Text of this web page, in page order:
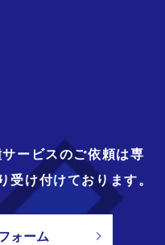
ービスのご依頼は専
受け付けております。
ォーム